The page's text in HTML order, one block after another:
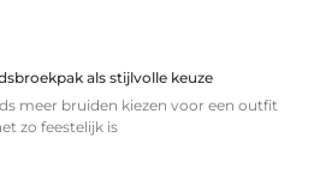
als stijlvolle keuze
meer bruiden kiezen voor een outfit
zo feestelijk is